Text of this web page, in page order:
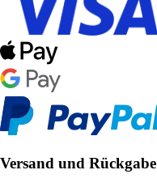
Versand und Rückgabe